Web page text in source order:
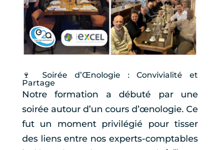
🍷 Soirée d’Œnologie : Convivialité et
Partage
Notre formation a débuté par une
soirée autour d’un cours d’œnologie. Ce
fut un moment privilégié pour tisser
des liens entre nos experts-comptables